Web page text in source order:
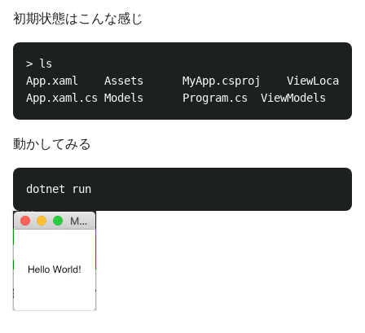
初期状態はこんな感じ
> ls
App.xaml	Assets		MyApp.csproj	ViewLocator.cs	Views
動かしてみる